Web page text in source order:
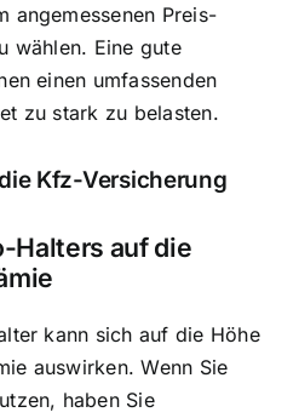
angemessenen Preis-
wählen. Eine gute
einen umfassenden
zu stark zu belasten.
Kfz-Versicherung
Halters auf die
kann sich auf die Höhe
auswirken. Wenn Sie
haben Sie